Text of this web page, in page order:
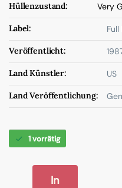
Hüllenzustand: Very
Label:
Veröffentlicht:
Land Künstler: US
Land Veröffentlichung:
1 vorrätig
In